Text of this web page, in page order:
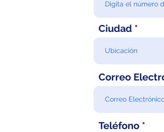
Ciudad
Correo
Teléfono